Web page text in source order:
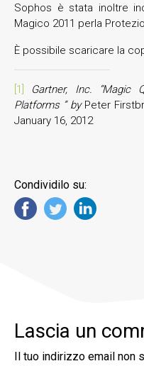
Sophos è stata inoltre
Magico 2011 perla
È possibile scaricare la
[1]
Gartner, Inc. “Magic
Platforms ” by Peter
January 16, 2012
Condividilo su:
Lascia un
Il tuo indirizzo email non